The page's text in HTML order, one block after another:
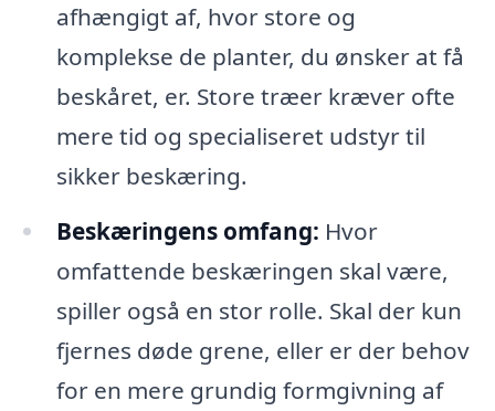
afhængigt af, hvor store og
komplekse de planter, du ønsker at få
beskåret, er. Store træer kræver ofte
mere tid og specialiseret udstyr til
sikker beskæring.
Beskæringens omfang: Hvor
omfattende beskæringen skal være,
spiller også en stor rolle. Skal der kun
fjernes døde grene, eller er der behov
for en mere grundig formgivning af